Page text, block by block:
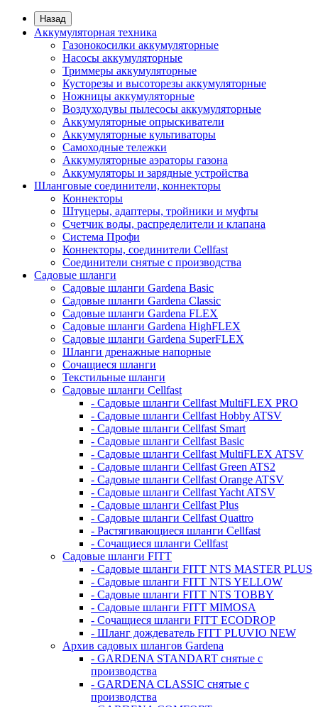
Назад
Аккумуляторная техника
Газонокосилки аккумуляторные
Насосы аккумуляторные
Триммеры аккумуляторные
Кусторезы и высоторезы аккумуляторные
Ножницы аккумуляторные
Воздуходувы пылесосы аккумуляторные
Аккумуляторные опрыскиватели
Аккумуляторные культиваторы
Самоходные тележки
Аккумуляторные аэраторы газона
Аккумуляторы и зарядные устройства
Шланговые соединители, коннекторы
Коннекторы
Штуцеры, адаптеры, тройники и муфты
Счетчик воды, распределители и клапана
Система Профи
Коннекторы, соединители Cellfast
Соединители снятые с производства
Садовые шланги
Садовые шланги Gardena Basic
Садовые шланги Gardena Classic
Садовые шланги Gardena FLEX
Садовые шланги Gardena HighFLEX
Садовые шланги Gardena SuperFLEX
Шланги дренажные напорные
Сочащиеся шланги
Текстильные шланги
Садовые шланги Cellfast
- Садовые шланги Cellfast MultiFLEX PRO
- Садовые шланги Cellfast Hobby ATSV
- Садовые шланги Cellfast Smart
- Садовые шланги Cellfast Basic
- Садовые шланги Cellfast MultiFLEX ATSV
- Садовые шланги Cellfast Green ATS2
- Садовые шланги Cellfast Orange ATSV
- Садовые шланги Cellfast Yacht ATSV
- Садовые шланги Cellfast Plus
- Садовые шланги Cellfast Quattro
- Растягивающиеся шланги Cellfast
- Сочащиеся шланги Cellfast
Садовые шланги FITT
- Садовые шланги FITT NTS MASTER PLUS
- Садовые шланги FITT NTS YELLOW
- Садовые шланги FITT NTS TOBBY
- Садовые шланги FITT MIMOSA
- Сочащиеся шланги FITT ECODROP
- Шланг дождеватель FITT PLUVIO NEW
Архив садовых шлангов Gardena
- GARDENA STANDART снятые с
производства
- GARDENA CLASSIC снятые с
производства